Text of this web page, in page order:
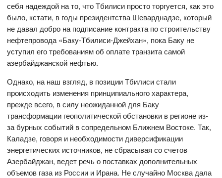
себя надеждой на то, что Тбилиси просто торгуется, как это
было, кстати, в годы президентства Шеварднадзе, который
не давал добро на подписание контракта по строительству
нефтепровода «Баку-Тбилиси-Джейхан», пока Баку не
уступил его требованиям об оплате транзита самой
азербайджанской нефтью.
Однако, на наш взгляд, в позиции Тбилиси стали
происходить изменения принципиального характера,
прежде всего, в силу неожиданной для Баку
трансформации геополитической обстановки в регионе из-
за бурных событий в сопредельном Ближнем Востоке. Так,
Каладзе, говоря и необходимости диверсификации
энергетических источников, не сбрасывая со счетов
Азербайджан, ведет речь о поставках дополнительных
объемов газа из России и Ирана. Не случайно Москва дала